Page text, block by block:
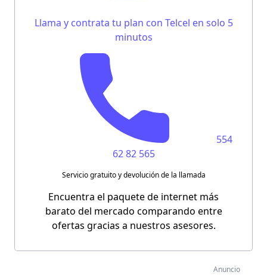
Llama y contrata tu plan con Telcel en solo 5
minutos
554
62 82 565
Servicio gratuito y devolución de la llamada
Encuentra el paquete de internet más
barato del mercado comparando entre
ofertas gracias a nuestros asesores.
Anuncio